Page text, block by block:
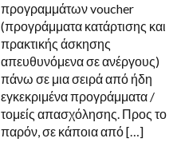
προγραμμάτων voucher
(προγράμματα κατάρτισης και
πρακτικής άσκησης
απευθυνόμενα σε ανέργους)
πάνω σε μια σειρά από ήδη
εγκεκριμένα προγράμματα /
τομείς απασχόλησης. Προς το
παρόν, σε κάποια από […]